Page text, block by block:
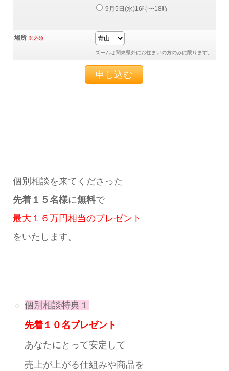
9月5日(水)16時〜18時
場所※必須
ズームは関東県外にお住まいの方のみに限ります。
個別相談を来てくださった
先着１５名様に無料で
最大１６万円相当のプレゼント
をいたします。
個別相談特典１
先着１０名プレゼント
あなたにとって安定して
売上が上がる仕組みや商品を